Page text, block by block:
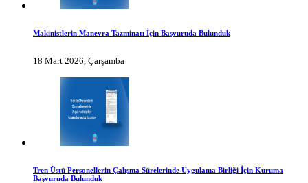
Makinistlerin Manevra Tazminatı İçin Başvuruda Bulunduk
18 Mart 2026, Çarşamba
Tren Üstü Personellerin Çalışma Sürelerinde Uygulama Birliği İçin Kuruma
Başvuruda Bulunduk